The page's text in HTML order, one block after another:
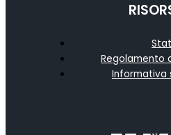
Regolamento
Informativa